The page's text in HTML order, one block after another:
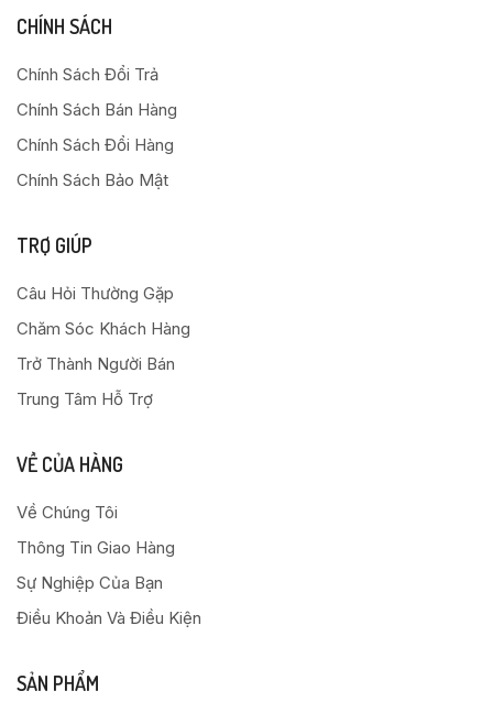
CHÍNH SÁCH
Chính Sách Đổi Trả
Chính Sách Bán Hàng
Chính Sách Đổi Hàng
Chính Sách Bảo Mật
TRỢ GIÚP
Câu Hỏi Thường Gặp
Chăm Sóc Khách Hàng
Trở Thành Người Bán
Trung Tâm Hỗ Trợ
VỀ CỦA HÀNG
Về Chúng Tôi
Thông Tin Giao Hàng
Sự Nghiệp Của Bạn
Điều Khoản Và Điều Kiện
SẢN PHẨM